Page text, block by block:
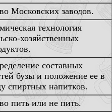
Московских заводов.
технология
хозяйственных
составных
бузы и положение ее в
спиртных напитков.
пить или не пить.